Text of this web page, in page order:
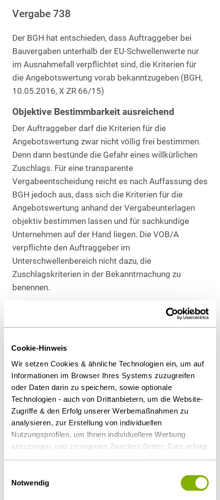
Cookie-Hinweis
Wir setzen Cookies & ähnliche Technologien ein, um auf
Informationen im Browser Ihres Systems zuzugreifen
oder Daten darin zu speichern, sowie optionale
Technologien - auch von Drittanbietern, um die Website-
Zugriffe & den Erfolg unserer Werbemaßnahmen zu
analysieren, zur Erstellung von individuellen
Nutzungsprofilen, um Ihnen individuellere Werbung
anzuzeigen, und zu eigenen Zwecken Dritter. Dies erfolgt
auch außerhalb der EU bei geringerem
Regelungen das Risiko des staatlichen Zugriffs &
Notwendig
Vergabe 738
Der BGH hat entschieden, dass Auftraggeber bei
Bauvergaben unterhalb der EU-Schwellenwerte nur
im Ausnahmefall verpflichtet sind, die Kriterien für
die Angebotswertung vorab bekanntzugeben (BGH,
10.05.2016, X ZR 66/15)
Objektive Bestimmbarkeit ausreichend
Der Auftraggeber darf die Kriterien für die
Angebotswertung zwar nicht völlig frei bestimmen.
Denn dann bestünde die Gefahr eines willkürlichen
Zuschlags. Für eine transparente
Vergabeentscheidung reicht es nach Auffassung des
BGH jedoch aus, dass sich die Kriterien für die
Angebotswertung anhand der Vergabeunterlagen
objektiv bestimmen lassen und für sachkundige
Unternehmen auf der Hand liegen. Die VOB/A
verpflichte den Auftraggeber im
Unterschwellenbereich nicht dazu, die
Zuschlagskriterien in der Bekanntmachung zu
benennen.
dann vorabfestlegen und transparent machen, wenn
die Umstände des Einzelfalls dies gebieten. Dies ist
insbesondere vom Gegenstand des
ausgeschriebenen Auftrags und der Detailliertheit
des Leistungsverzeichnisses abhängig. Die
Entscheidung bleibt auch nach der
Vergaberechtsreform relevant. Denn die Regelungen
für den Unterschwellenbereich